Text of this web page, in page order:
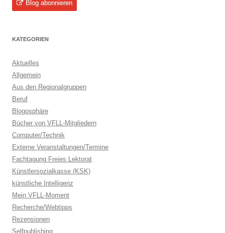
Blog abonnieren
KATEGORIEN
Aktuelles
Allgemein
Aus den Regionalgruppen
Beruf
Blogosphäre
Bücher von VFLL-Mitgliedern
Computer/Technik
Externe Veranstaltungen/Termine
Fachtagung Freies Lektorat
Künstlersozialkasse (KSK)
künstliche Intelligenz
Mein VFLL-Moment
Recherche/Webtipps
Rezensionen
Selfpublishing